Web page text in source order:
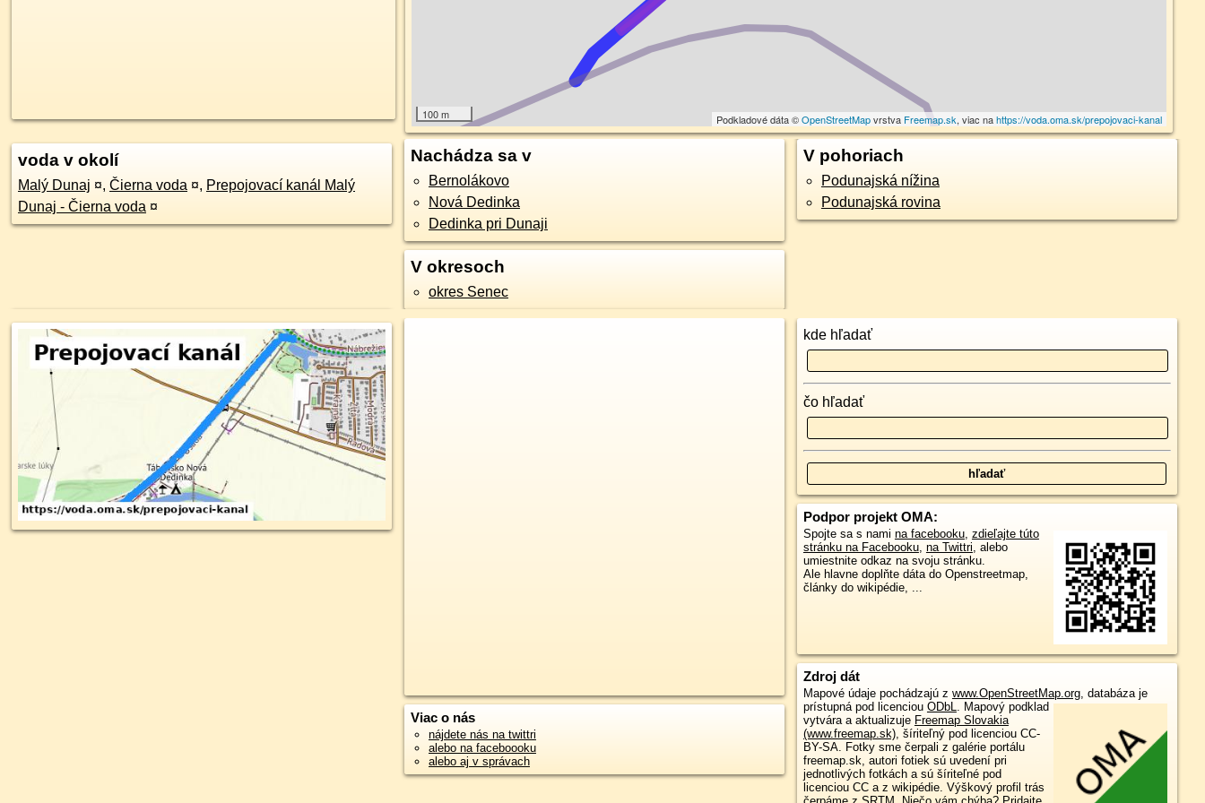
100 m Podkladové dáta ©OpenStreetMapvrstva Freemap.sk, viac nahttps://voda.oma.sk/prepojovaci-kanal
voda v okolí
Malý Dunaj ¤, Čierna voda ¤, Prepojovací kanál Malý
Dunaj - Čierna voda ¤
Nachádza sa v
Bernolákovo
Nová Dedinka
Dedinka pri Dunaji
V okresoch
okres Senec
V pohoriach
Podunajská nížina
Podunajská rovina
Viac o nás
nájdete nás na twittri
alebo na faceboooku
alebo aj v správach
kde hľadať
čo hľadať
Podpor projekt OMA:
Spojte sa s nami na facebooku, zdieľajte túto
stránku na Facebooku, na Twittri, alebo
umiestnite odkaz na svoju stránku.
Ale hlavne doplňte dáta do Openstreetmap,
články do wikipédie, ...
Zdroj dát
Mapové údaje pochádzajú z www.OpenStreetMap.org, databáza je
prístupná pod licenciou ODbL. Mapový podklad
vytvára a aktualizuje Freemap Slovakia
(www.freemap.sk), šíriteľný pod licenciou CC-
BY-SA. Fotky sme čerpali z galérie portálu
freemap.sk, autori fotiek sú uvedení pri
jednotlivých fotkách a sú šíriteľné pod
licenciou CC a z wikipédie. Výškový profil trás